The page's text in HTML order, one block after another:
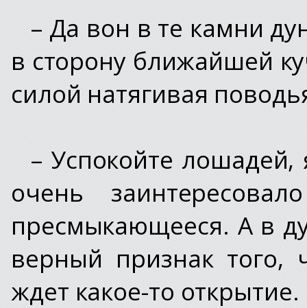
– Да вон в те камни
в сторону ближайшей
силой натягивая
– Успокойте
очень
пресмыкающееся. А в
верный признак того,
ждет какое-то открытие.